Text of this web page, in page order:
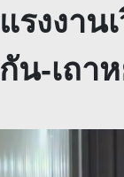
แรงงาน
กัน-เถา